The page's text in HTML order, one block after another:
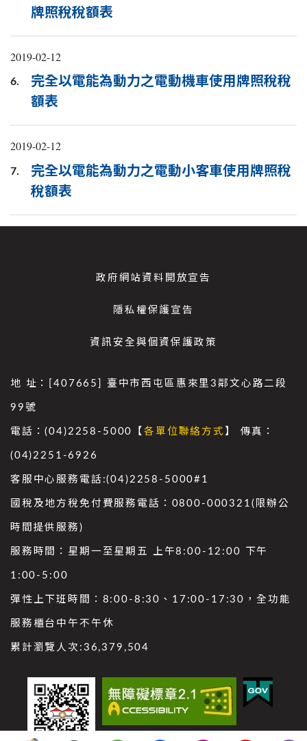
牌照稅稅額表
2019-02-12
6.
完全以電能為動力之電動機車使用牌照稅稅
額表
2019-02-12
7.
完全以電能為動力之電動小客車使用牌照稅
稅額表
政府網站資料開放宣告
隱私權保護宣告
資訊安全與個資保護政策
地 址：[407665] 臺中市西屯區惠來里3鄰文心路二段
99號
電話：(04)2258-5000【各單位聯絡方式 】 傳真：
(04)2251-6926
客服中心服務電話:(04)2258-5000#1
國稅及地方稅免付費服務電話：0800-000321(限辦公
時間提供服務)
服務時間：星期一至星期五 上午8:00-12:00 下午
1:00-5:00
彈性上下班時間：8:00-8:30、17:00-17:30，全功能
服務櫃台中午不午休
累計瀏覽人次: 36,379,504